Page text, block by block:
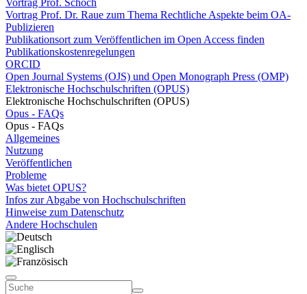
Vortrag Prof. Schöch
Vortrag Prof. Dr. Raue zum Thema Rechtliche Aspekte beim OA-
Publizieren
Publikationsort zum Veröffentlichen im Open Access finden
Publikationskostenregelungen
ORCID
Open Journal Systems (OJS) und Open Monograph Press (OMP)
Elektronische Hochschulschriften (OPUS)
Elektronische Hochschulschriften (OPUS)
Opus - FAQs
Opus - FAQs
Allgemeines
Nutzung
Veröffentlichen
Probleme
Was bietet OPUS?
Infos zur Abgabe von Hochschulschriften
Hinweise zum Datenschutz
Andere Hochschulen